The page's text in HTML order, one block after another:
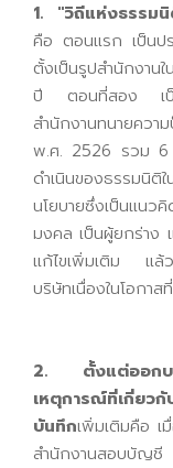
1. "วิถีแห่งธรรม
คือ ตอนแรก เป็นป
ตั้งเป็นรูปสำนักงา
ปี ตอนที่สอง เป็น
สำนักงานทนายคว
พ.ศ. 2526 รวม 6
ดำเนินของธรรมนิติ
นโยบายซึ่งเป็นแนว
มงคล เป็นผู้ยกร่าง
แก้ไขเพิ่มเติม แล้
บริษัทเนื่องในโอกา
2. ตั้งแต่ออกบ
เหตุการณ์ที่เกี่ยว
บันทึกเพิ่มเติมคือ
สำนักงานสอบบัญชี